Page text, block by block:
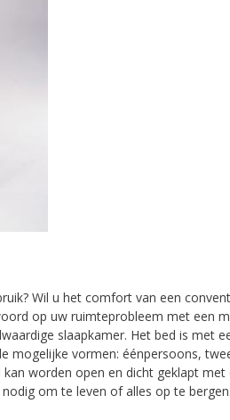
Wil u het comfort van een
op uw ruimteprobleem met een
slaapkamer. Het bed is met
mogelijke vormen: éénpersoons,
worden open en dicht geklapt
om te leven of alles op te